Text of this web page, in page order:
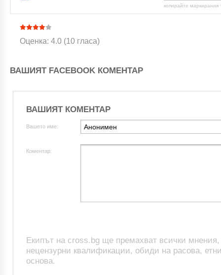
копирайте маркирания
Оценка: 4.0 (10 гласа)
ВАШИЯТ FACEBOOK КОМЕНТАР
ВАШИЯТ КОМЕНТАР
Вашето име:
Коментар:
Екипът на cross.bg ще премахват всички
нецензурни квалификации, обиди на расова,
основа.